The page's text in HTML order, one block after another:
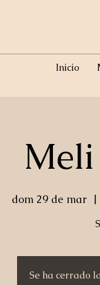
Inicio
dom 29 de mar
Se ha cerrado